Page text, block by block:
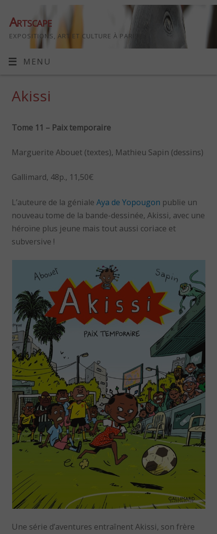
Artscape
EXPOSITIONS, ART ET CULTURE À PARIS
MENU
Akissi
Tome 11 – Paix temporaire
Marguerite Abouet (textes), Mathieu Sapin (dessins)
Gallimard, 48p., 11,50€
L’auteure de la génialeAya de Yopougon publie un
nouveau tome de la bande-dessinée, Akissi, avec une
héroïne plus jeune mais tout aussi coriace et
subversive !
Une série d’aventures entraînent Akissi, son frère